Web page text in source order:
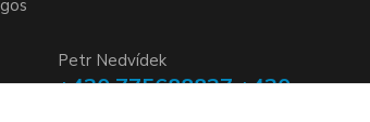
Petr Nedvídek
+420 775688827 +420